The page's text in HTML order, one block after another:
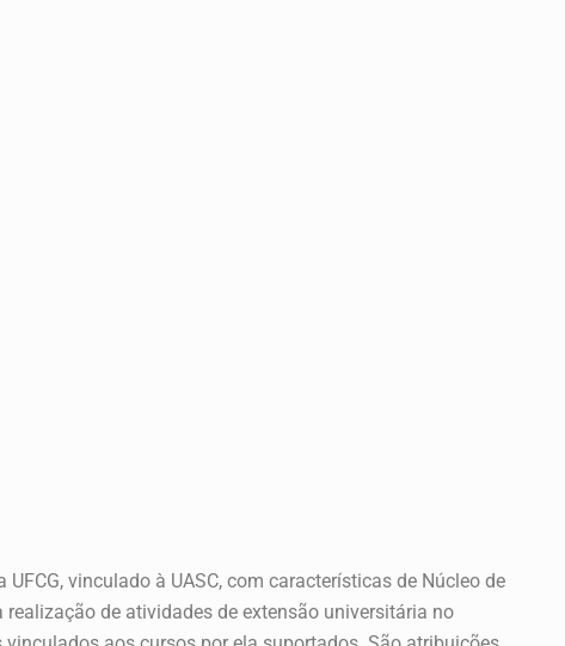
vinculado à UASC, com características de Núcleo de
de atividades de extensão universitária no